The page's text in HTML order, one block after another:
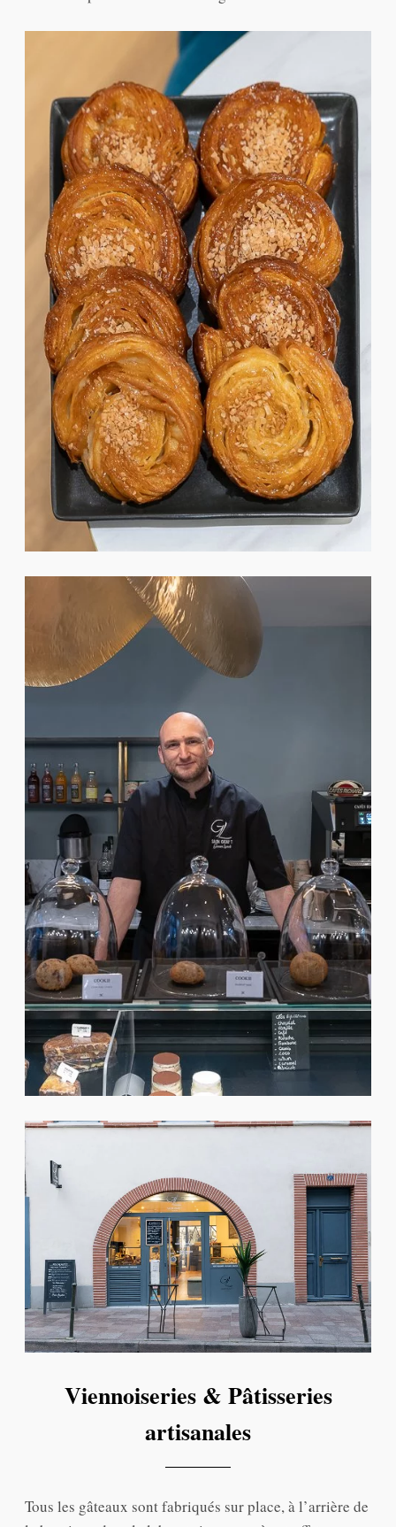
Viennoiseries & Pâtisseries
artisanales
Tous les gâteaux sont fabriqués sur place, à l’arrière de